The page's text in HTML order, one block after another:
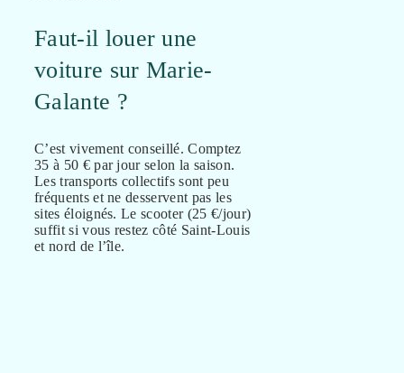
Faut-il louer une
voiture sur Marie-
Galante ?
C’est vivement conseillé. Comptez
35 à 50 € par jour selon la saison.
Les transports collectifs sont peu
fréquents et ne desservent pas les
sites éloignés. Le scooter (25 €/jour)
suffit si vous restez côté Saint-Louis
et nord de l’île.